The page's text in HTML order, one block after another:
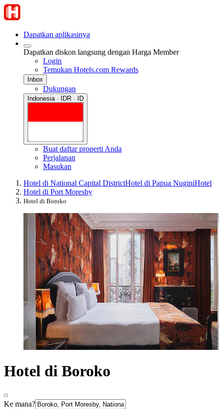
Dapatkan aplikasinya
Dapatkan diskon langsung dengan Harga Member
Login
Temukan Hotels.com Rewards
Inbox
Dukungan
Indonesia · IDR · ID
Buat daftar properti Anda
Perjalanan
Masukan
Hotel di National Capital DistrictHotel di Papua NuginiHotel
Hotel di Port Moresby
Hotel di Boroko
Hotel di Boroko
Ke mana?